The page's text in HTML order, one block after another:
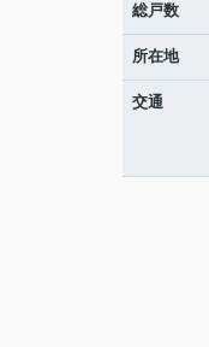
総戸数
所在地
交通